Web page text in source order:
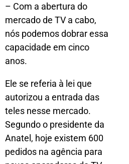
– Com a abertura do
mercado de TV a cabo,
nós podemos dobrar essa
capacidade em cinco
anos.
Ele se referia à lei que
autorizou a entrada das
teles nesse mercado.
Segundo o presidente da
Anatel, hoje existem 600
pedidos na agência para